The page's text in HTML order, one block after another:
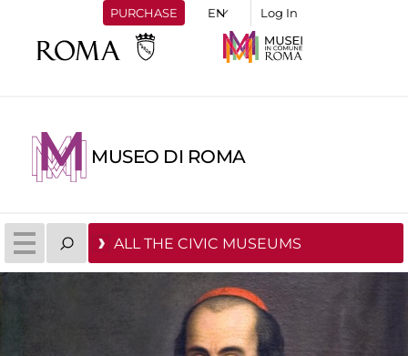
PURCHASE Log In
MUSEO DI ROMA
ALL THE CIVIC MUSEUMS